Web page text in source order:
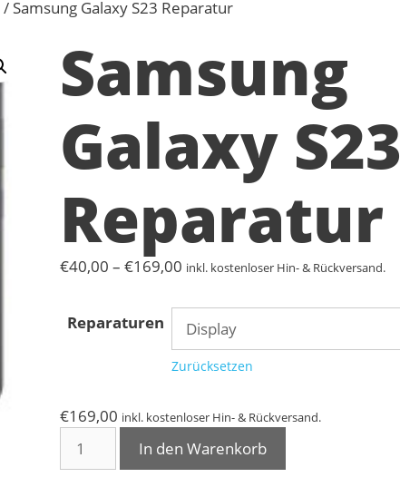
/ Samsung Galaxy S23 Reparatur
Samsung
Galaxy S23
Reparatur
€40,00 – €169,00 Preisspanne:
bis
€169,00
inkl. kostenloser Hin- & Rückversand.
Reparaturen
Zurücksetzen
€169,00 inkl. kostenloser Hin- & Rückversand.
Galaxy
In den Warenkorb